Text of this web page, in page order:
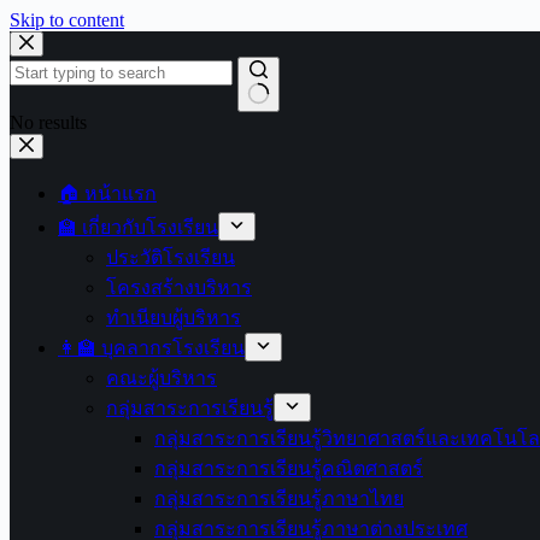
Skip to content
No results
🏠 หน้าแรก
🏫 เกี่ยวกับโรงเรียน
ประวัติโรงเรียน
โครงสร้างบริหาร
ทำเนียบผู้บริหาร
👩‍🏫 บุคลากรโรงเรียน
คณะผู้บริหาร
กลุ่มสาระการเรียนรู้
กลุ่มสาระการเรียนรู้วิทยาศาสตร์และเทคโนโ
กลุ่มสาระการเรียนรู้คณิตศาสตร์
กลุ่มสาระการเรียนรู้ภาษาไทย
กลุ่มสาระการเรียนรู้ภาษาต่างประเทศ